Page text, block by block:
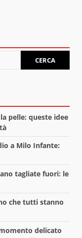
CERCA
pelle: queste idee
a Milo Infante:
tagliate fuori: le
che tutti stanno
delicato